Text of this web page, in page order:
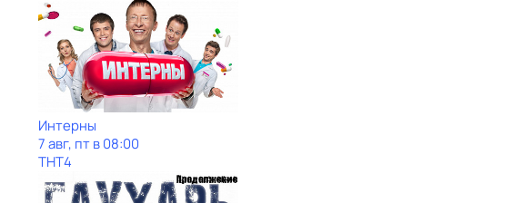
Интерны
7 авг, пт в 08:00
ТНТ4